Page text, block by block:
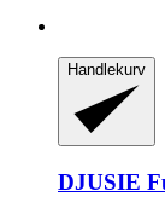
Handlekurv
DJUSIE